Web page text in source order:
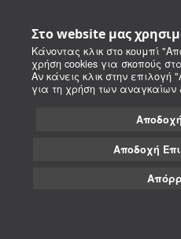
Στο website μας
Κάνοντας κλικ στο κουμπί
χρήση cookies για σκοπούς
Αν κάνεις κλικ στην επιλογή
για τη χρήση των αναγκαίων
Αποδοχή